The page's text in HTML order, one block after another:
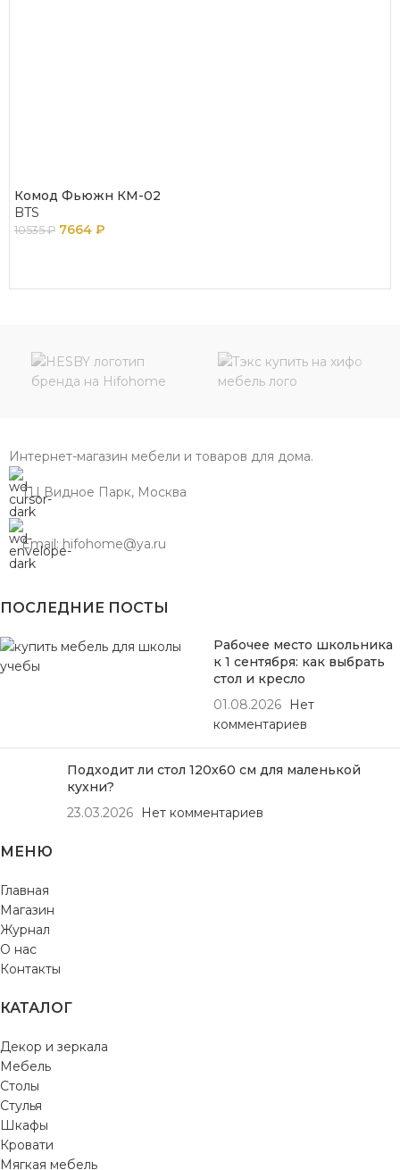
Комод Фьюжн КМ-02
BTS
10535₽ 7664 ₽
Интернет-магазин мебели и товаров для дома.
ТЦ Видное Парк, Москва
Email: hifohome@ya.ru
ПОСЛЕДНИЕ ПОСТЫ
Рабочее место школьника
к 1 сентября: как выбрать
стол и кресло
01.08.2026
Нет
комментариев
Подходит ли стол 120х60 см для маленькой
кухни?
23.03.2026
Нет комментариев
МЕНЮ
Главная
Магазин
Журнал
О нас
Контакты
КАТАЛОГ
Декор и зеркала
Мебель
Столы
Стулья
Шкафы
Кровати
Мягкая мебель